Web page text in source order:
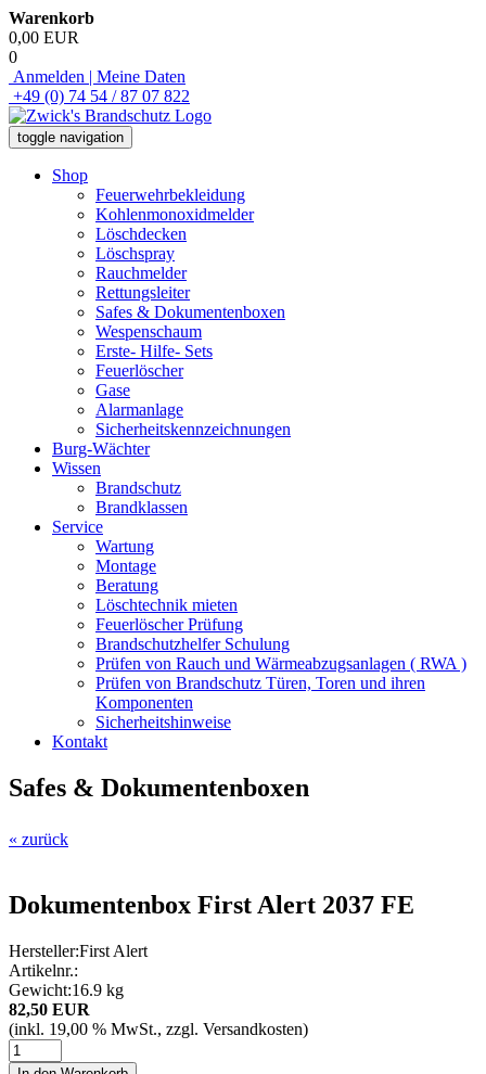
Warenkorb
0,00 EUR
0
Anmelden | Meine Daten
+49 (0) 74 54 / 87 07 822
toggle navigation
Shop
Feuerwehrbekleidung
Kohlenmonoxidmelder
Löschdecken
Löschspray
Rauchmelder
Rettungsleiter
Safes & Dokumentenboxen
Wespenschaum
Erste- Hilfe- Sets
Feuerlöscher
Gase
Alarmanlage
Sicherheitskennzeichnungen
Burg-Wächter
Wissen
Brandschutz
Brandklassen
Service
Wartung
Montage
Beratung
Löschtechnik mieten
Feuerlöscher Prüfung
Brandschutzhelfer Schulung
Prüfen von Rauch und Wärmeabzugsanlagen ( RWA )
Prüfen von Brandschutz Türen, Toren und ihren
Komponenten
Sicherheitshinweise
Kontakt
Safes & Dokumentenboxen
« zurück
Dokumentenbox First Alert 2037 FE
Hersteller:First Alert
Artikelnr.:
Gewicht:16.9 kg
82,50 EUR
(inkl. 19,00 % MwSt., zzgl. Versandkosten)